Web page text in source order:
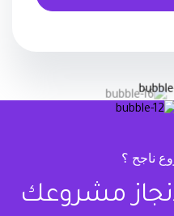
ناجح ؟
مشروعك